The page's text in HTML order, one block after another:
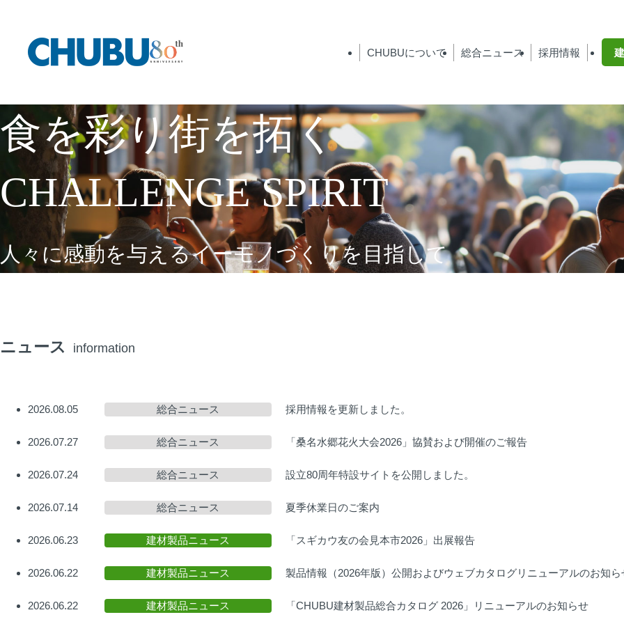
CHUBUについて 総合ニュース 採用情報
食を彩り街を拓く
CHALLENGE SPIRIT
人々に感動を与えるイーモノづくりを目指して
ニュース information
2026.08.05 総合ニュース 採用情報を更新しました。
2026.07.27 総合ニュース 「桑名水郷花火大会2026」協賛および開催のご報告
2026.07.24 総合ニュース 設立80周年特設サイトを公開しました。
2026.07.14 総合ニュース 夏季休業日のご案内
2026.06.23 建材製品ニュース 「スギカウ友の会見本市2026」出展報告
2026.06.22 建材製品ニュース 製品情報（2026年版）公開およびウェブカタログリニューアルのお知ら
2026.06.22 建材製品ニュース 「CHUBU建材製品総合カタログ 2026」リニューアルのお知らせ